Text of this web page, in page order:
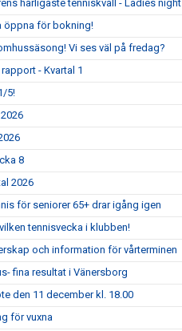
härligaste tenniskväll - Ladies night
öppna för bokning!
Vi ses väl på fredag?
- Kvartal 1
5!
8
2026
för seniorer 65+ drar igång igen
tennisvecka i klubben!
och information för vårterminen
fina resultat i Vänersborg
den 11 december kl. 18.00
för vuxna